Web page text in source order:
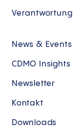
Verantwortung
News & Events
CDMO Insights
Newsletter
Kontakt
Downloads